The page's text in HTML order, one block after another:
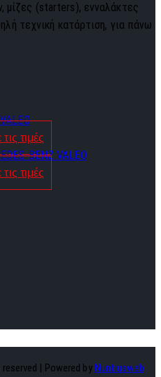
μίζες (starters), ενναλάκτες
τεχνική κατάρτιση, για πάνω
τιμές
BENZ VALEO
τιμές
| Powered by Nuntiusweb